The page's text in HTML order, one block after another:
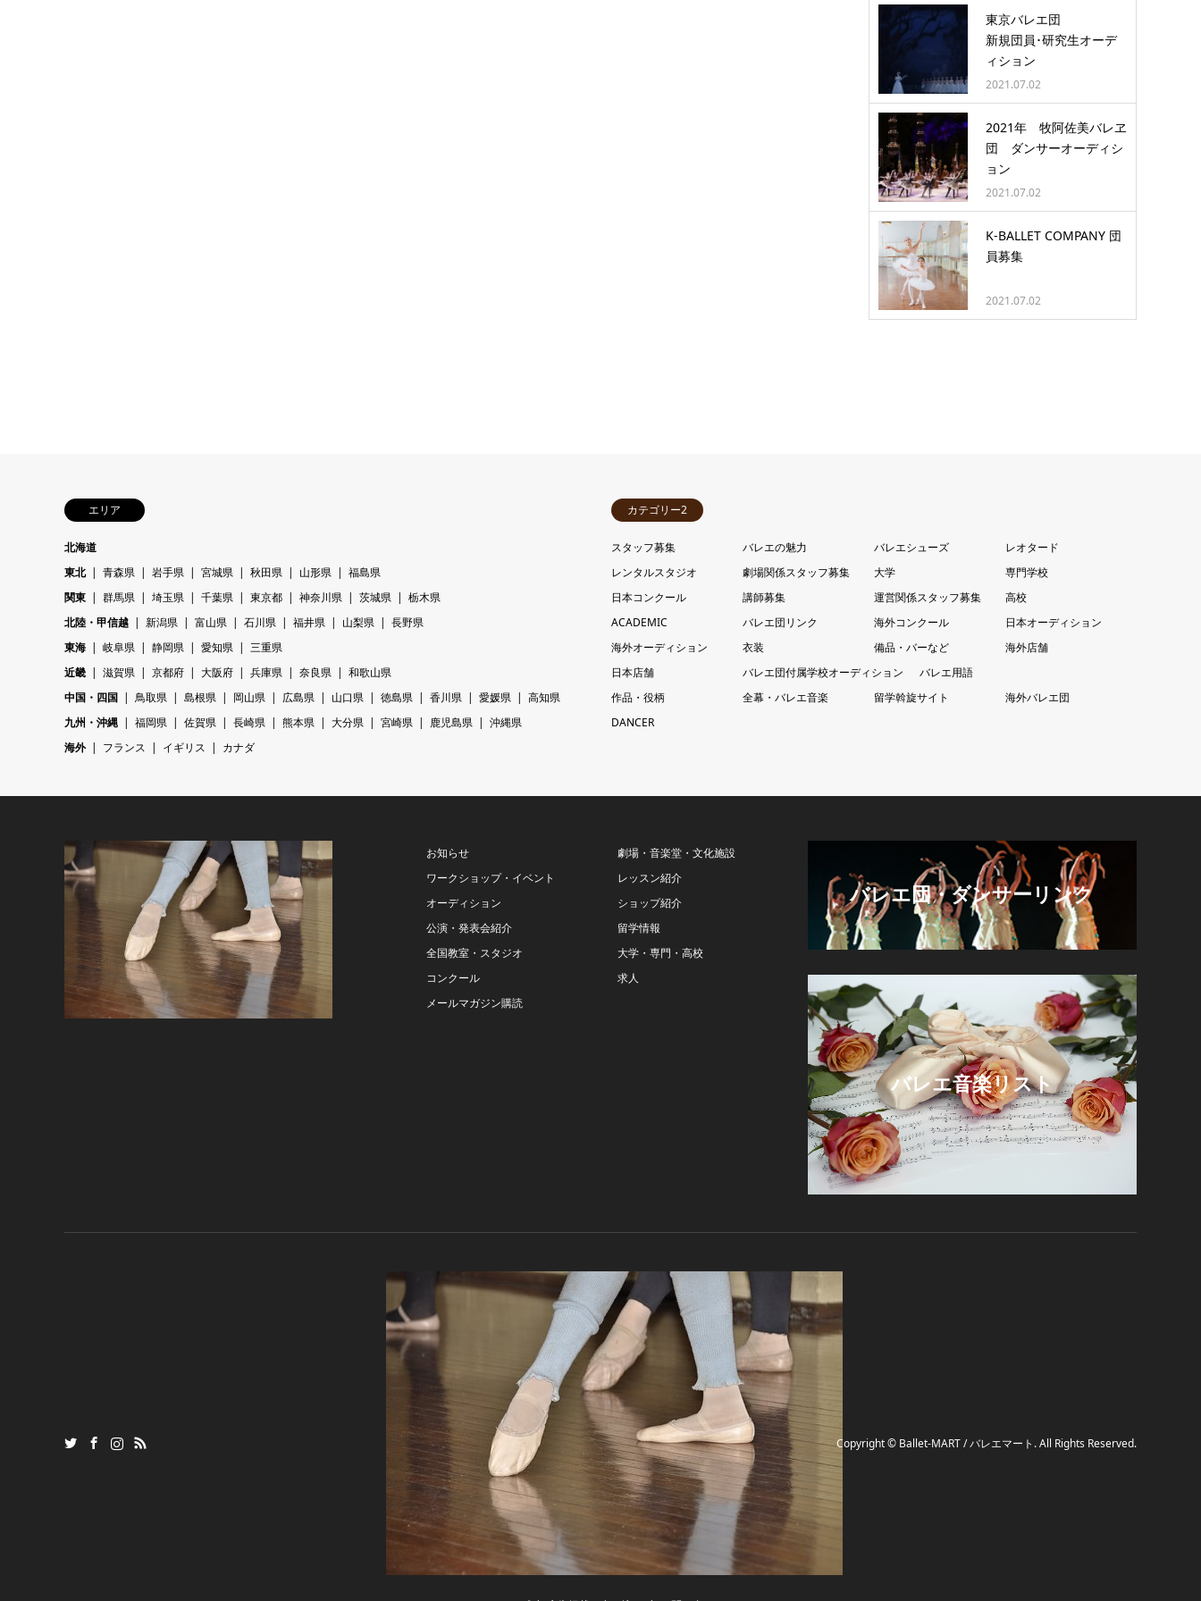
東京バレエ団
新規団員･研究生オーデ
ィション
2021.07.02
2021年 牧阿佐美バレヱ
団 ダンサーオーディシ
ョン
2021.07.02
K-BALLET COMPANY 団
員募集
2021.07.02
エリア
北海道
東北
青森県 岩手県 宮城県 秋田県 山形県
福島県
関東
群馬県 埼玉県 千葉県 東京都 神奈川県 茨城県
栃木県
北陸・甲信越
新潟県 富山県 石川県 福井県 山梨県
長野県
東海
岐阜県 静岡県 愛知県
三重県
近畿
滋賀県 京都府 大阪府 兵庫県 奈良県
和歌山県
中国・四国
鳥取県 島根県 岡山県 広島県 山口県 徳島県 香川県 愛媛県
高知県
九州・沖縄
福岡県 佐賀県 長崎県 熊本県 大分県 宮崎県 鹿児島県
沖縄県
海外
フランス イギリス カナダ
カテゴリー2
スタッフ募集 バレエの魅力 バレエシューズ
レオタード
レンタルスタジオ
劇場関係スタッフ募集 大学
専門学校
日本コンクール
講師募集 運営関係スタッフ募集
高校
ACADEMIC
バレエ団リンク 海外コンクール
日本オーディション
海外オーディション
衣装 備品・バーなど
海外店舗
日本店舗
バレエ団付属学校オーディション
バレエ用語
作品・役柄
全幕・バレエ音楽 留学斡旋サイト
海外バレエ団
DANCER
お知らせ
ワークショップ・イベント
オーディション
公演・発表会紹介
全国教室・スタジオ
コンクール
メールマガジン購読
劇場・音楽堂・文化施設
レッスン紹介
ショップ紹介
留学情報
大学・専門・高校
求人
バレエ団・ダンサーリンク
バレエ音楽リスト
Copyright© Ballet-MART / バレエマート . All Rights Reserved.